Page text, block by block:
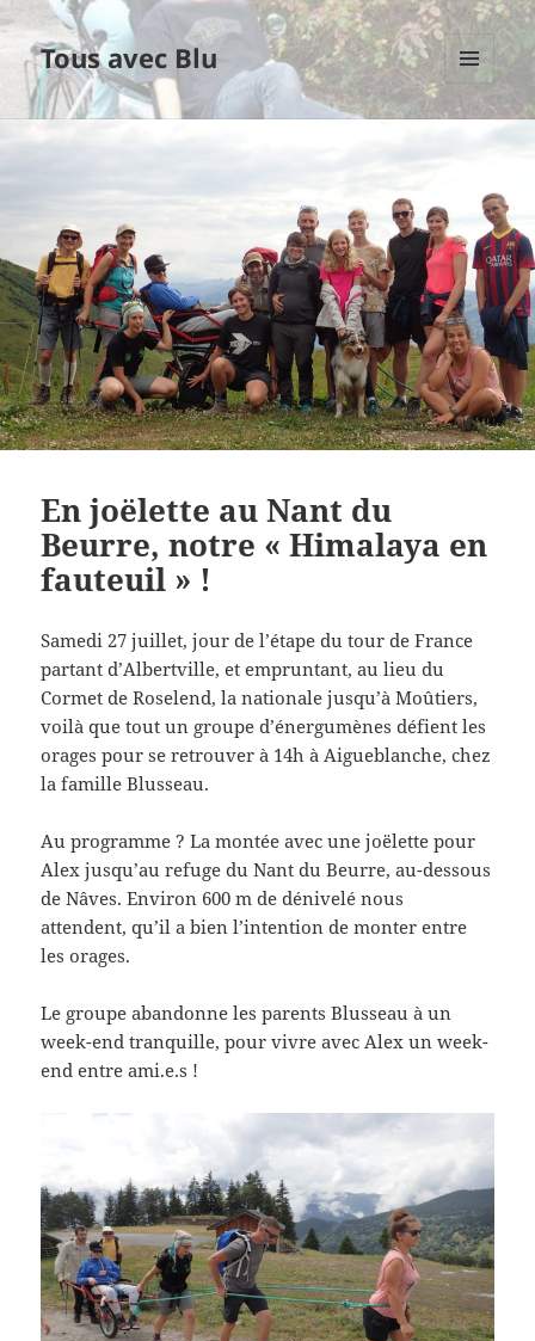
Tous avec Blu
ET
WIDGETS
En joëlette au Nant du
Beurre, notre « Himalaya en
fauteuil » !
Samedi 27 juillet, jour de l’étape du tour de France
partant d’Albertville, et empruntant, au lieu du
Cormet de Roselend, la nationale jusqu’à Moûtiers,
voilà que tout un groupe d’énergumènes défient les
orages pour se retrouver à 14h à Aigueblanche, chez
la famille Blusseau.
Au programme ? La montée avec une joëlette pour
Alex jusqu’au refuge du Nant du Beurre, au-dessous
de Nâves. Environ 600 m de dénivelé nous
attendent, qu’il a bien l’intention de monter entre
les orages.
Le groupe abandonne les parents Blusseau à un
week-end tranquille, pour vivre avec Alex un week-
end entre ami.e.s !